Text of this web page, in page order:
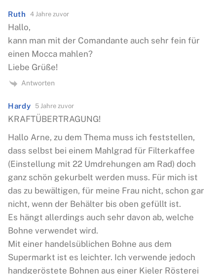
Ruth 4 Jahre zuvor
Hallo,
kann man mit der Comandante auch sehr fein für
einen Mocca mahlen?
Liebe Grüße!
Antworten
Hardy 5 Jahre zuvor
KRAFTÜBERTRAGUNG!
Hallo Arne, zu dem Thema muss ich feststellen,
dass selbst bei einem Mahlgrad für Filterkaffee
(Einstellung mit 22 Umdrehungen am Rad) doch
ganz schön gekurbelt werden muss. Für mich ist
das zu bewältigen, für meine Frau nicht, schon gar
nicht, wenn der Behälter bis oben gefüllt ist.
Es hängt allerdings auch sehr davon ab, welche
Bohne verwendet wird.
Mit einer handelsüblichen Bohne aus dem
Supermarkt ist es leichter. Ich verwende jedoch
handgeröstete Bohnen aus einer Kieler Rösterei